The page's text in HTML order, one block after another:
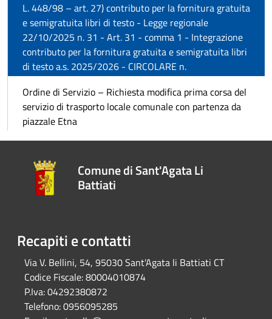
L. 448/98 – art. 27) contributo per la fornitura gratuita
e semigratuita libri di testo - Legge regionale
22/10/2025 n. 31 - Art. 31 - comma 1 - Integrazione
contributo per la fornitura gratuita e semigratuita libri
di testo a.s. 2025/2026 - CIRCOLARE n.
Ordine di Servizio – Richiesta modifica prima corsa del
servizio di trasporto locale comunale con partenza da
piazzale Etna
Comune di Sant'Agata Li
Battiati
Recapiti e contatti
Via V. Bellini, 54, 95030 Sant'Agata li Battiati CT
Codice Fiscale:80004010874
P.Iva:04292380872
Telefono:0956095285